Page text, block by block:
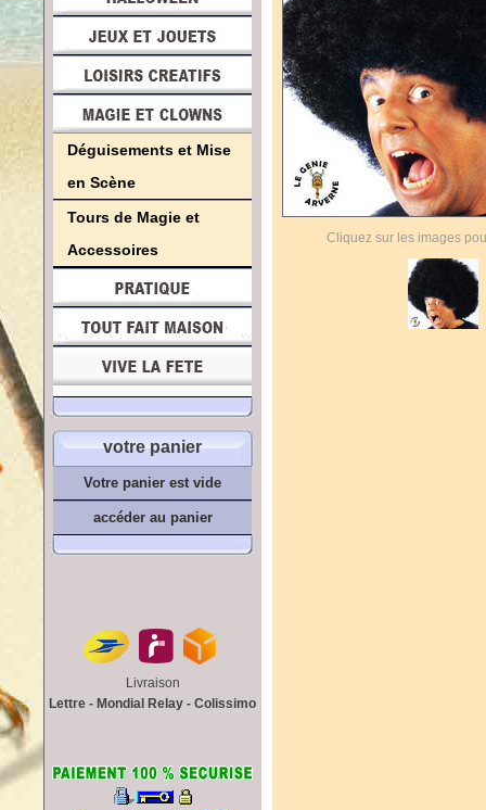
Déguisements et Mise
en Scène
Tours de Magie et
Accessoires
votre panier
Votre panier est vide
accéder au panier
Livraison
Lettre - Mondial Relay - Colissimo
Cliquez sur les images